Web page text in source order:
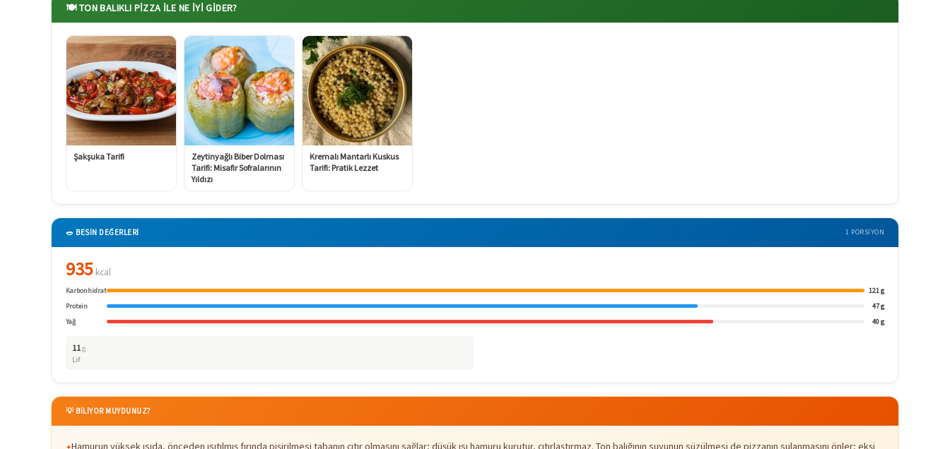
🍽️ TON BALIKLI PIZZA ILE NE İYI GIDER?
Şakşuka Tarifi
Zeytinyağlı Biber Dolması
Tarifi: Misafir Sofralarının
Yıldızı
Kremalı Mantarlı Kuskus
Tarifi: Pratik Lezzet
🥗 BESİN DEĞERLERİ 1 PORSIYON
935 kcal
Karbonhidrat
121 g
Protein
47 g
Yağ
40 g
11g
Lif
💡 BİLİYOR MUYDUNUZ?
Hamurun yüksek ısıda, önceden ısıtılmış fırında pişirilmesi tabanın çıtır olmasını sağlar; düşük ısı hamuru kurutur, çıtırlaştırmaz. Ton balığının suyunun süzülmesi de pizzanın sulanmasını önler; ekşi